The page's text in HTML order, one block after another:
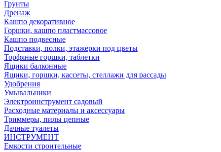
Грунты
Дренаж
Кашпо декоративное
Горшки, кашпо пластмассовое
Кашпо подвесные
Подставки, полки, этажерки под цветы
Торфяные горшки, таблетки
Ящики балконные
Ящики, горшки, кассеты, стеллажи для рассады
Удобрения
Умывальники
Электроинструмент садовый
Расходные материалы и аксессуары
Триммеры, пилы цепные
Дачные туалеты
ИНСТРУМЕНТ
Емкости строительные